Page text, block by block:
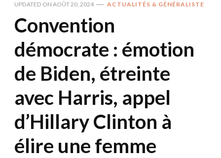
UPDATED ON AOÛT 20, 2024 ACTUALITÉS & GÉNÉRALISTE
Convention
démocrate : émotion
de Biden, étreinte
avec Harris, appel
d’Hillary Clinton à
élire une femme